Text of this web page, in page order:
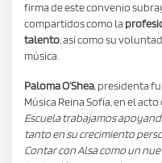
firma de este convenio
compartidos como la
talento , así como su
música.
Paloma O’Shea , presidenta
Música Reina Sofía, en el
Escuela trabajamos
tanto en su crecimiento
Contar con Alsa como un